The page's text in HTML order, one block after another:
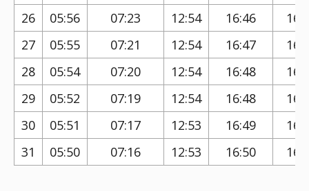
26
05:56 07:23 12:54 16:46
27
05:55 07:21 12:54 16:47
28
05:54 07:20 12:54 16:48
29
05:52 07:19 12:54 16:48
30
05:51 07:17 12:53 16:49
31
05:50 07:16 12:53 16:50